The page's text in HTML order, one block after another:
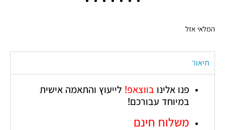
המלאי אזל
תיאור
פנו אלינו בווצאפ! לייעוץ והתאמה אישית
במיוחד עבורכם!
משלוח חינם